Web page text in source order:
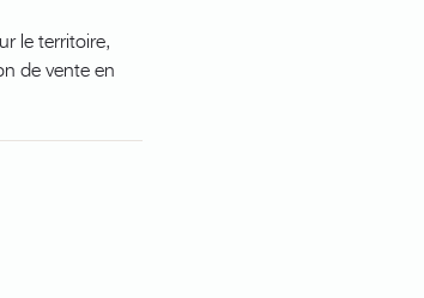
le territoire,
de vente en